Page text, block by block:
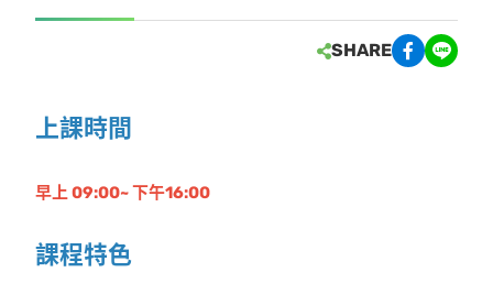
SHARE
上課時間
早上 09:00~ 下午16:00
課程特色